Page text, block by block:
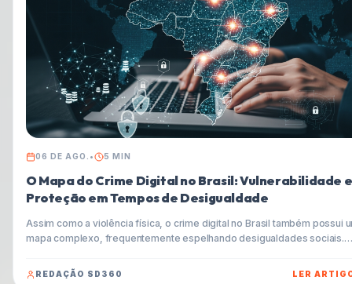
06 DE AGO. • 5 MIN
O Mapa do Crime Digital no Brasil: Vulnerabilidade e
Proteção em Tempos de Desigualdade
Assim como a violência física, o crime digital no Brasil também possui
mapa complexo, frequentemente espelhando desigualdades sociais.
essenciais para proteger seus dados e finanças neste cenário.
REDAÇÃO SD360 LER